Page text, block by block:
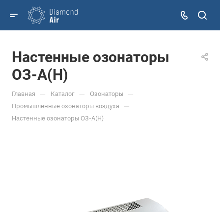
Настенные озонаторы
ОЗ-А(Н)
Главная — Каталог — Озонаторы —
Промышленные озонаторы воздуха —
Настенные озонаторы ОЗ-А(Н)